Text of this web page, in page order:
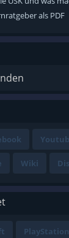
als PDF
Wiki
PlayStation